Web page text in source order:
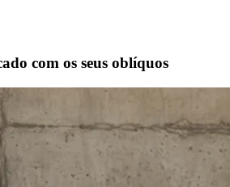
com os seus oblíquos